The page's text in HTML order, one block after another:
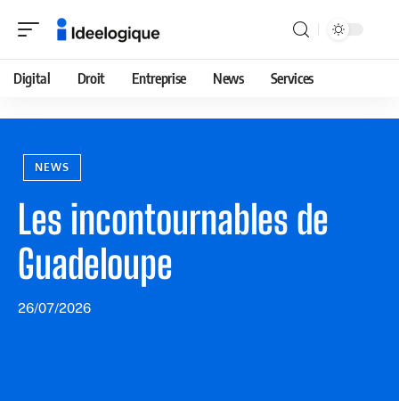
Digital Droit Entreprise News Services
NEWS
Les incontournables de
Guadeloupe
26/07/2026